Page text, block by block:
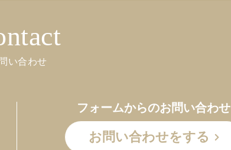
い合わせ
フォームからのお問い合わせ
お問い合わせをする